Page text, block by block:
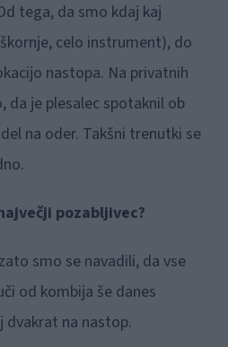
tega, da smo kdaj kaj
celo instrument), do
nastopa. Na privatnih
da je plesalec spotaknil ob
na oder. Takšni trenutki se
pozabljivec?
smo se navadili, da vse
od kombija še danes
dvakrat na nastop.